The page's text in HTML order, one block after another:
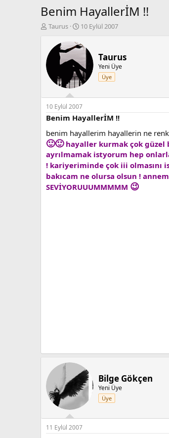
Benim HayallerİM !!
K
b
u
a
ş
l
a
t
a
n
Taurus
B
ş
l
a
n
g
ı
ç
t
a
r
i
h
10 Eylül 2007
Taurus
Yeni Üye
Üye
10 Eylül 2007
Benim HayallerİM !!
benim hayallerim hayallerin ne renk
🙂🙂hayaller kurmak çok güzel
ayrılmamak istyorum hep
! kariyeriminde çok iii olmasını
bakıcam ne olursa olsun !
SEVİYORUUUMMMMM 😉
Bilge Gökçen
Yeni Üye
Üye
11 Eylül 2007